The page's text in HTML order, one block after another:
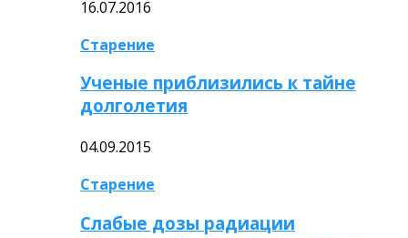
16.07.2016
Старение
Ученые приблизились к тайне
долголетия
04.09.2015
Старение
Слабые дозы радиации